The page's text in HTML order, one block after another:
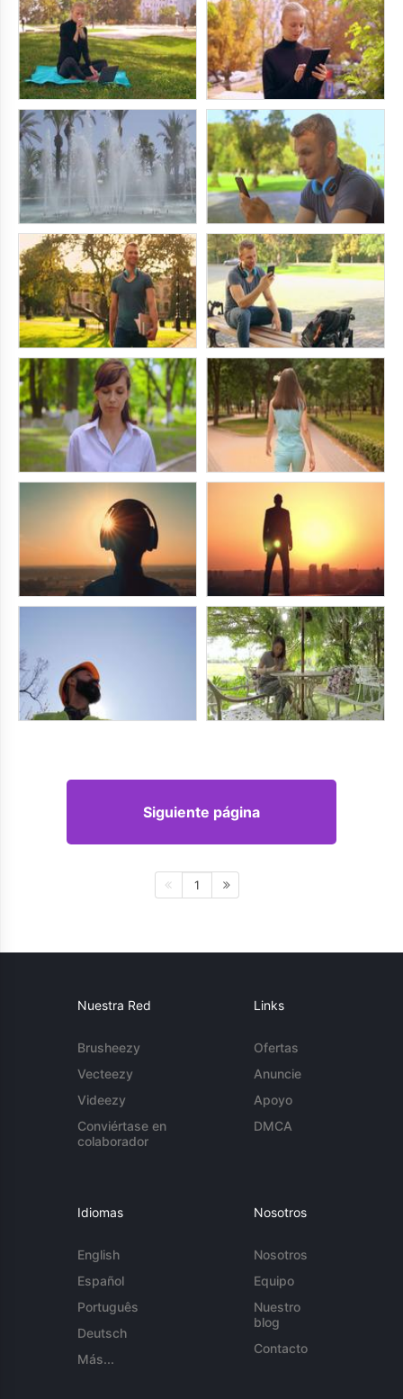
Siguiente página
1
Nuestra Red
Brusheezy
Vecteezy
Videezy
Conviértase en
colaborador
Links
Ofertas
Anuncie
Apoyo
DMCA
Idiomas
English
Español
Português
Deutsch
Más...
Nosotros
Nosotros
Equipo
Nuestro
blog
Contacto